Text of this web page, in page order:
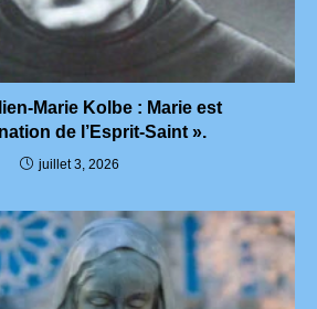
Marie Kolbe : Marie est
de l’Esprit-Saint ».
juillet 3, 2026